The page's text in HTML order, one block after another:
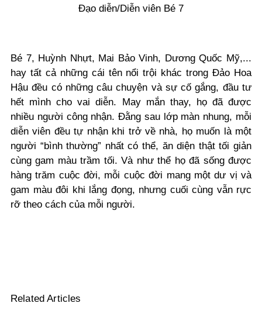
Đạo diễn/Diễn viên Bé 7
Bé 7, Huỳnh Nhựt, Mai Bảo Vinh, Dương Quốc Mỹ,...
hay tất cả những cái tên nổi trội khác trong Đảo Hoa
Hậu đều có những câu chuyện và sự cố gắng, đầu tư
hết mình cho vai diễn. May mắn thay, họ đã được
nhiều người công nhận. Đằng sau lớp màn nhung, mỗi
diễn viên đều tự nhận khi trở về nhà, họ muốn là một
người “bình thường” nhất có thể, ăn diện thật tối giản
cùng gam màu trầm tối. Và như thể họ đã sống được
hàng trăm cuộc đời, mỗi cuộc đời mang một dư vị và
gam màu đôi khi lắng đọng, nhưng cuối cùng vẫn rực
rỡ theo cách của mỗi người.
Related Articles